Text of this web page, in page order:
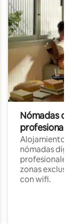
Nómadas
Alojamientos
nómadas
profesionales
zonas
con wifi.